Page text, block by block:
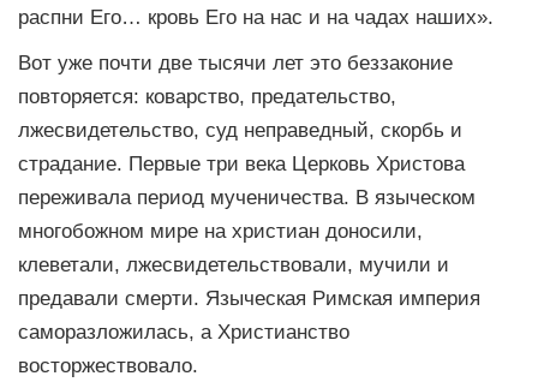
распни Его… кровь Его на нас и на чадах наших».
Вот уже почти две тысячи лет это беззаконие
повторяется: коварство, предательство,
лжесвидетельство, суд неправедный, скорбь и
страдание. Первые три века Церковь Христова
переживала период мученичества. В языческом
многобожном мире на христиан доносили,
клеветали, лжесвидетельствовали, мучили и
предавали смерти. Языческая Римская империя
саморазложилась, а Христианство
восторжествовало.